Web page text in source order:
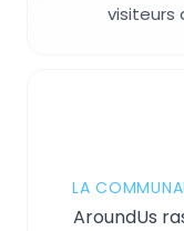
visiteurs
LA
AroundUs